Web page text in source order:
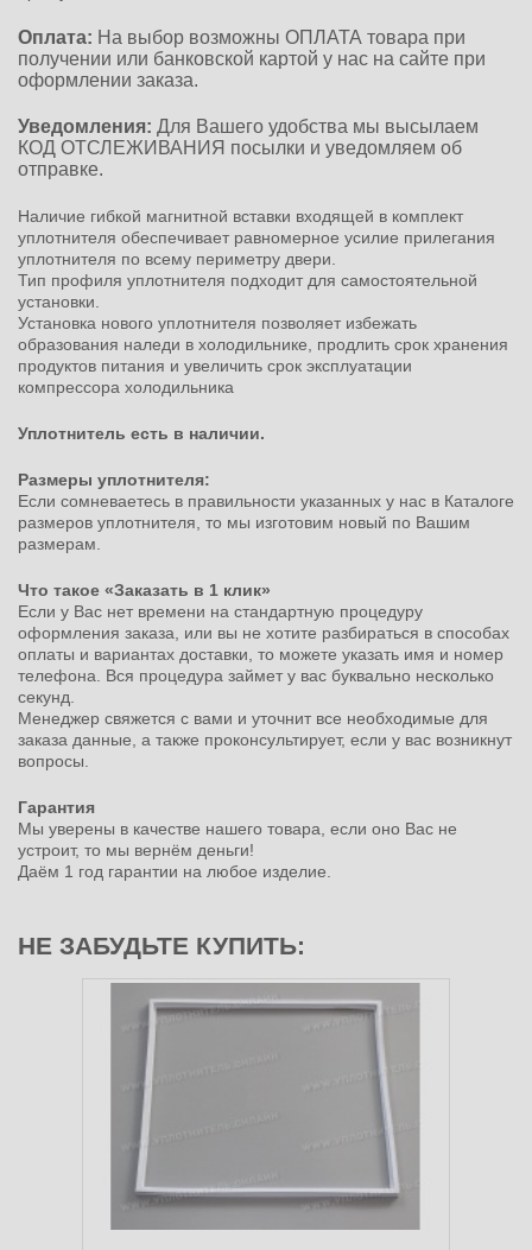
Оплата: На выбор возможны ОПЛАТА товара при
получении или банковской картой у нас на сайте при
оформлении заказа.
Уведомления: Для Вашего удобства мы высылаем
КОД ОТСЛЕЖИВАНИЯ посылки и уведомляем об
отправке.
Наличие гибкой магнитной вставки входящей в комплект
уплотнителя обеспечивает равномерное усилие прилегания
уплотнителя по всему периметру двери.
Тип профиля уплотнителя подходит для самостоятельной
установки.
Установка нового уплотнителя позволяет избежать
образования наледи в холодильнике, продлить срок хранения
продуктов питания и увеличить срок эксплуатации
компрессора холодильника
Уплотнитель есть в наличии.
Размеры уплотнителя:
Если сомневаетесь в правильности указанных у нас в Каталоге
размеров уплотнителя, то мы изготовим новый по Вашим
размерам.
Что такое «Заказать в 1 клик»
Если у Вас нет времени на стандартную процедуру
оформления заказа, или вы не хотите разбираться в способах
оплаты и вариантах доставки, то можете указать имя и номер
телефона. Вся процедура займет у вас буквально несколько
секунд.
Менеджер свяжется с вами и уточнит все необходимые для
заказа данные, а также проконсультирует, если у вас возникнут
вопросы.
Гарантия
Мы уверены в качестве нашего товара, если оно Вас не
устроит, то мы вернём деньги!
Даём 1 год гарантии на любое изделие.
НЕ ЗАБУДЬТЕ КУПИТЬ: